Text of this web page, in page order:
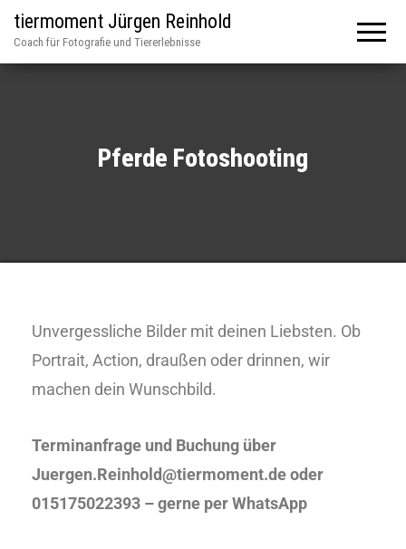
tiermoment Jürgen Reinhold
Coach für Fotografie und Tiererlebnisse
Pferde Fotoshooting
Unvergessliche Bilder mit deinen Liebsten. Ob
Portrait, Action, draußen oder drinnen, wir
machen dein Wunschbild.
Terminanfrage und Buchung über
Juergen.Reinhold@tiermoment.de oder
015175022393 – gerne per WhatsApp